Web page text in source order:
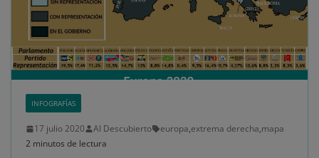
INFOGRAFÍAS
17 julio 2020 Al Descubierto europa,extrema derecha,mapa
2 minutos de lectura